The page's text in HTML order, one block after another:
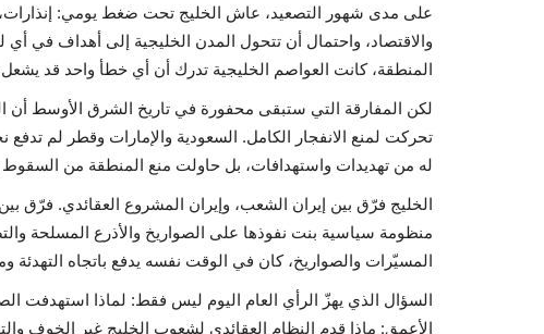
على مدى شهور التصعيد، عاش الخليج تحت ضغط يومي:
والاقتصاد، واحتمال أن تتحول المدن الخليجية إلى أهداف في
المنطقة، كانت العواصم الخليجية تدرك أن أي خطأ واحد قد يشعل
لكن المفارقة التي ستبقى محفورة في تاريخ الشرق الأوسط أن
تحركت لمنع الانفجار الكامل. السعودية والإمارات وقطر لم
له من تهديدات واستهدافات، بل حاولت منع المنطقة من السقوط
الخليج فرّق بين إيران الشعب، وإيران المشروع العقائدي. فرّق بين
منظومة سياسية بنت نفوذها على الصواريخ والأذرع المسلحة
المسيّرات والصواريخ، كان في الوقت نفسه يدفع باتجاه
السؤال الذي يهزّ الرأي العام اليوم ليس فقط: لماذا استهدفت
الأعمق: ماذا قدم النظام العقائدي لشعوب الخليج غير الخوف